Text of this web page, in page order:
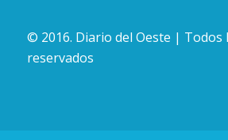
© 2016. Diario del Oeste | Todos
reservados